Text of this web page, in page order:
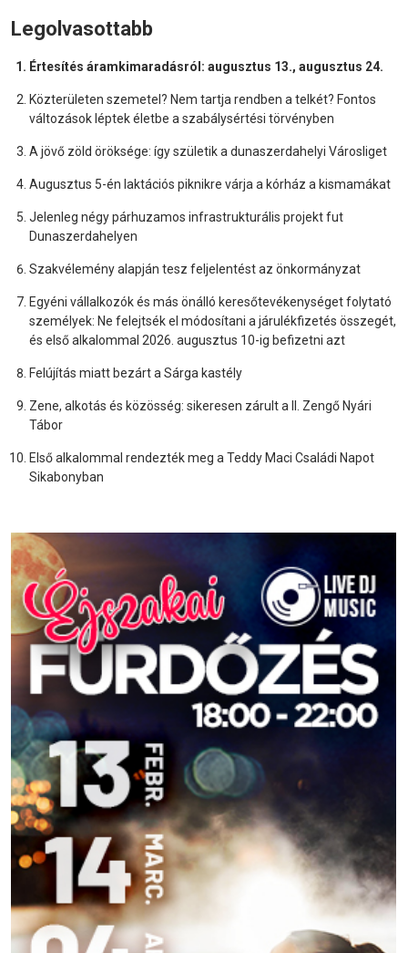
Legolvasottabb
Értesítés áramkimaradásról: augusztus 13., augusztus 24.
Közterületen szemetel? Nem tartja rendben a telkét? Fontos
változások léptek életbe a szabálysértési törvényben
A jövő zöld öröksége: így születik a dunaszerdahelyi Városliget
Augusztus 5-én laktációs piknikre várja a kórház a kismamákat
Jelenleg négy párhuzamos infrastrukturális projekt fut
Dunaszerdahelyen
Szakvélemény alapján tesz feljelentést az önkormányzat
Egyéni vállalkozók és más önálló keresőtevékenységet folytató
személyek: Ne felejtsék el módosítani a járulékfizetés összegét,
és első alkalommal 2026. augusztus 10-ig befizetni azt
Felújítás miatt bezárt a Sárga kastély
Zene, alkotás és közösség: sikeresen zárult a II. Zengő Nyári
Tábor
Első alkalommal rendezték meg a Teddy Maci Családi Napot
Sikabonyban